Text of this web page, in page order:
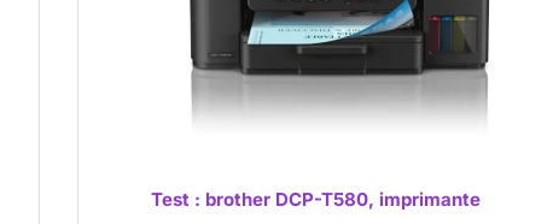
Test : brother DCP-T580, imprimante